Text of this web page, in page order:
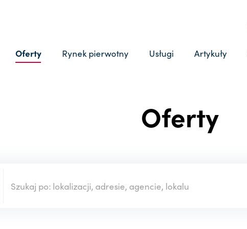
Oferty Rynek pierwotny Usługi Artykuły
Oferty